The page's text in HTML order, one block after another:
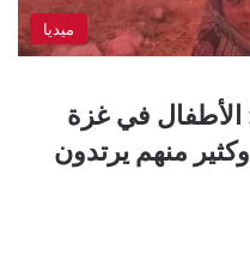
ميديا
الأطفال في غزة
منهم يرتدون